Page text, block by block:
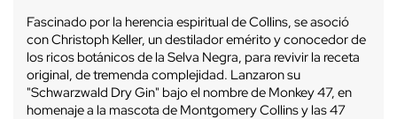
Fascinado por la herencia espiritual de Collins, se asoció
con Christoph Keller, un destilador emérito y conocedor de
los ricos botánicos de la Selva Negra, para revivir la receta
original, de tremenda complejidad. Lanzaron su
"Schwarzwald Dry Gin" bajo el nombre de Monkey 47, en
homenaje a la mascota de Montgomery Collins y las 47